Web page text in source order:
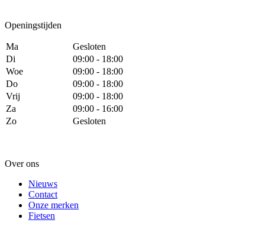
Openingstijden
Ma
Gesloten
Di
09:00 - 18:00
Woe
09:00 - 18:00
Do
09:00 - 18:00
Vrij
09:00 - 18:00
Za
09:00 - 16:00
Zo
Gesloten
Over ons
Nieuws
Contact
Onze merken
Fietsen